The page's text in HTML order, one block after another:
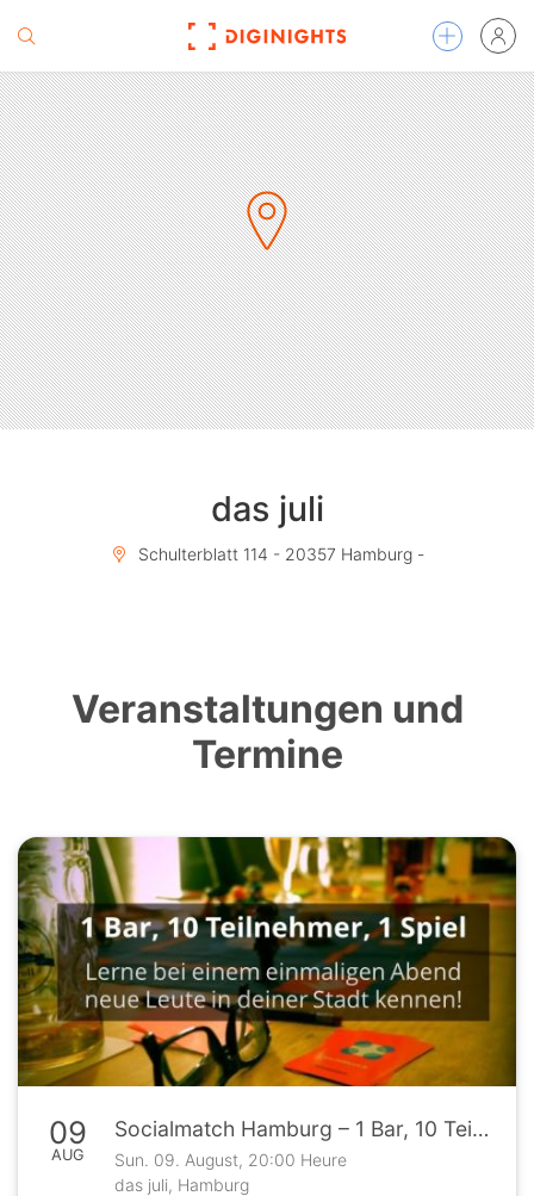
das juli
Schulterblatt 114 - 20357 Hamburg -
Veranstaltungen und
Termine
09
AUG
Socialmatch Hamburg – 1 Bar, 10 Teilnehmer, 1 Spiel
Sun. 09. August, 20:00 Heure
das juli, Hamburg